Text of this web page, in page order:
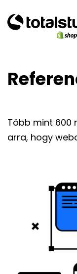
Több mint 600
arra, hogy